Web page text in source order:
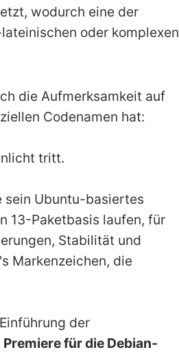
wodurch eine der
oder komplexen
die Aufmerksamkeit auf
Codenamen hat:
tritt.
sein Ubuntu-basiertes
13-Paketbasis laufen, für
Stabilität und
Markenzeichen, die
der
Premiere für die Debian-